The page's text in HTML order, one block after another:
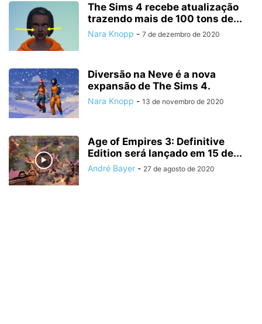
The Sims 4 recebe atualização
trazendo mais de 100 tons de...
Nara Knopp - 7 de dezembro de 2020
Diversão na Neve é a nova
expansão de The Sims 4.
Nara Knopp - 13 de novembro de 2020
Age of Empires 3: Definitive
Edition será lançado em 15 de...
André Bayer - 27 de agosto de 2020